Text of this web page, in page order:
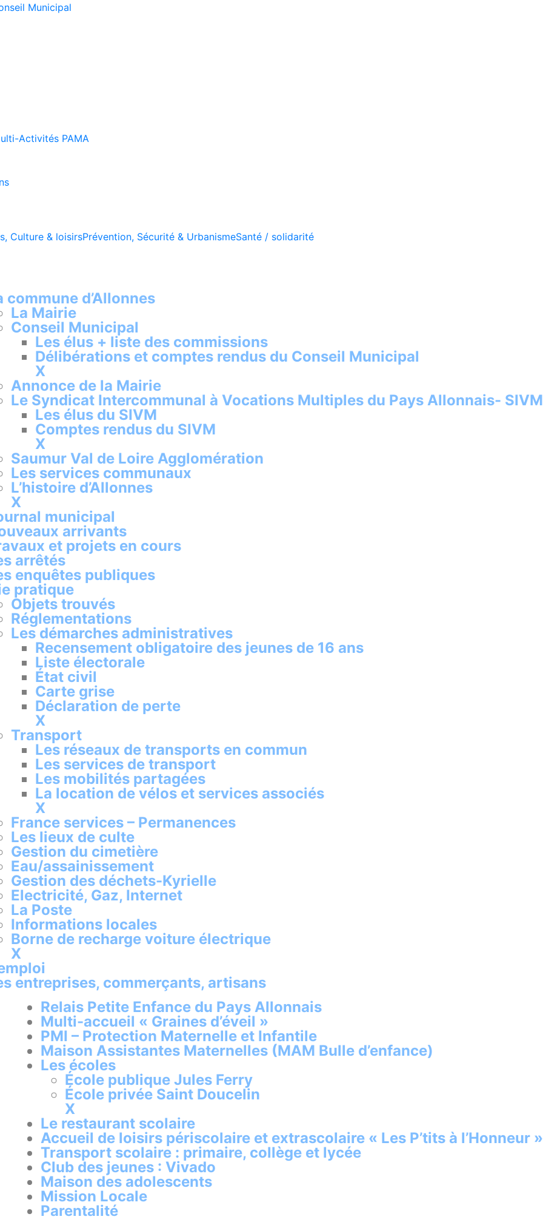
Municipal
Activités PAMA
Culture & loisirsPrévention, Sécurité & UrbanismeSanté / solidarité
commune d’Allonnes
La Mairie
Conseil Municipal
Les élus + liste des commissions
Délibérations et comptes rendus du Conseil Municipal
X
Annonce de la Mairie
Le Syndicat Intercommunal à Vocations Multiples du Pays Allonnais- SIVM
Les élus du SIVM
Comptes rendus du SIVM
X
Saumur Val de Loire Agglomération
Les services communaux
L’histoire d’Allonnes
X
municipal
arrivants
et projets en cours
arrêtés
enquêtes publiques
pratique
Objets trouvés
Réglementations
Les démarches administratives
Recensement obligatoire des jeunes de 16 ans
Liste électorale
État civil
Carte grise
Déclaration de perte
X
Transport
Les réseaux de transports en commun
Les services de transport
Les mobilités partagées
La location de vélos et services associés
X
France services – Permanences
Les lieux de culte
Gestion du cimetière
Eau/assainissement
Gestion des déchets-Kyrielle
Electricité, Gaz, Internet
La Poste
Informations locales
Borne de recharge voiture électrique
X
entreprises, commerçants, artisans
Relais Petite Enfance du Pays Allonnais
Multi-accueil « Graines d’éveil »
PMI – Protection Maternelle et Infantile
Maison Assistantes Maternelles (MAM Bulle d’enfance)
Les écoles
École publique Jules Ferry
École privée Saint Doucelin
X
Le restaurant scolaire
Accueil de loisirs périscolaire et extrascolaire « Les P’tits à l’Honneur »
Transport scolaire : primaire, collège et lycée
Club des jeunes : Vivado
Maison des adolescents
Mission Locale
Parentalité